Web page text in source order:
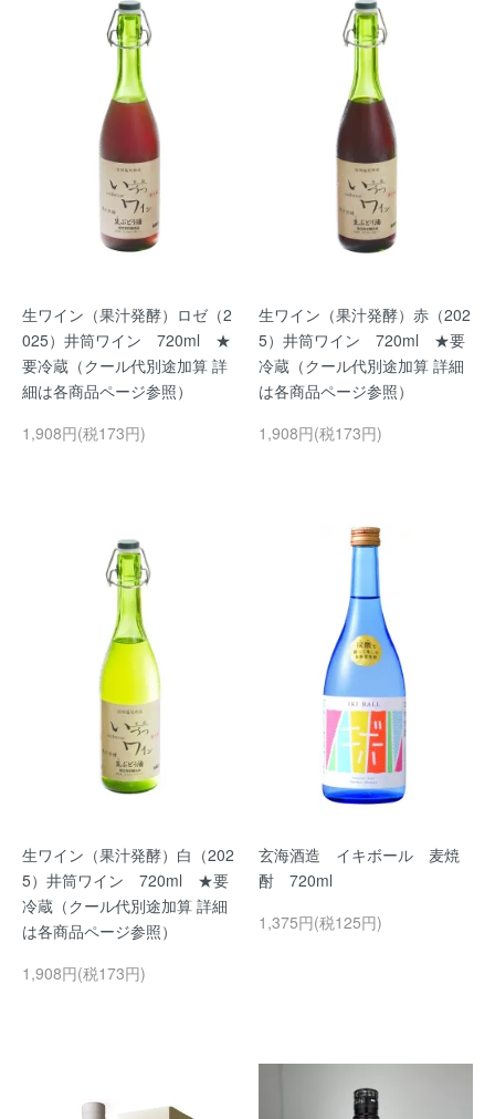
生ワイン（果汁発酵）ロゼ（2
025）井筒ワイン 720ml ★
要冷蔵（クール代別途加算 詳
細は各商品ページ参照）
1,908円(税173円)
生ワイン（果汁発酵）赤（202
5）井筒ワイン 720ml ★要
冷蔵（クール代別途加算 詳細
は各商品ページ参照）
1,908円(税173円)
生ワイン（果汁発酵）白（202
5）井筒ワイン 720ml ★要
冷蔵（クール代別途加算 詳細
は各商品ページ参照）
1,908円(税173円)
玄海酒造 イキボール 麦焼
酎 720ml
1,375円(税125円)